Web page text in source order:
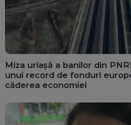
Miza uriașă a banilor din
unui record de fonduri
căderea economiei